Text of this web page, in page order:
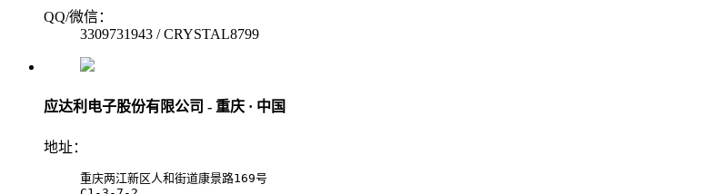
QQ/微信：
3309731943 / CRYSTAL8799
应达利电子股份有限公司 - 重庆 · 中国
地址：
重庆两江新区人和街道康景路169号